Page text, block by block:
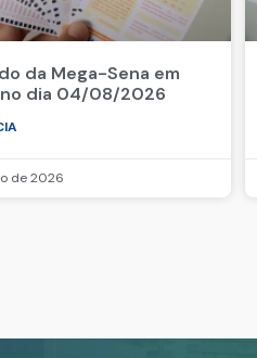
da Mega-Sena em
dia 04/08/2026
de 2026